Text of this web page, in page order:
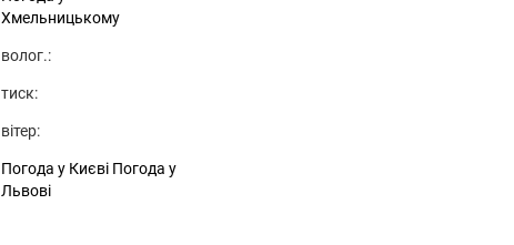
Хмельницькому
волог.:
тиск:
вітер:
Погода у Києві Погода у
Львові